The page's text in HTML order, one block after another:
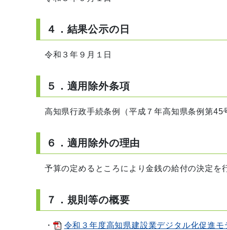
４．結果公示の日
令和３年９月１日
５．適用除外条項
高知県行政手続条例（平成７年高知県条例第45
６．適用除外の理由
予算の定めるところにより金銭の給付の決定を
７．規則等の概要
・ 令和３年度高知県建設業デジタル化促進